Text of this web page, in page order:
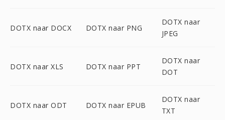
DOTX naar DOCX DOTX naar PNG
DOTX naar
JPEG
DOTX naar XLS DOTX naar PPT
DOTX naar
DOT
DOTX naar ODT DOTX naar EPUB
DOTX naar
TXT